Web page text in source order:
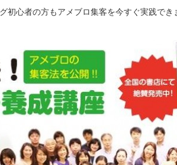
心者の方もアメブロ集客を今すぐ実践でき